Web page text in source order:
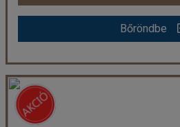
Bőröndbe
Bőröndbe
MINURA SUR